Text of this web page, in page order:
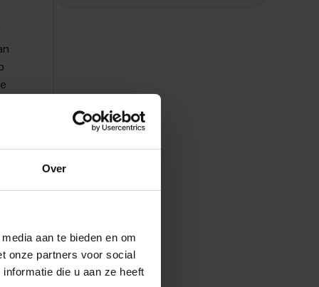
Over
aan te bieden en om
onze partners voor social
die u aan ze heeft